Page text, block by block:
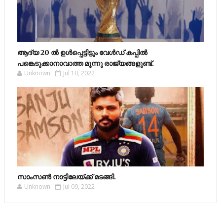
ആദ്യ 20 ല്‍ ഉള്‍പ്പെട്ടിട്ടും വേള്‍ഡ് കപ്പില്‍
പങ്കെടുക്കാനാവാത്ത മൂന്നു രാജ്യങ്ങളുണ്ട്.
Unknown Jul 10, 2022
സാംസണ്‍ നാട്ടിലേയ്‌ക്ക് മടങ്ങി.
Unknown Jul 09, 2022